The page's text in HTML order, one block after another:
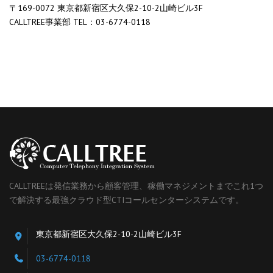
〒169-0072 東京都新宿区大久保2-10-2山崎ビル3F
CALLTREE事業部 TEL：03-6774-0118
CALLTREEは発信業務から顧客管理、稼働マネジメントまでこれ1つ
で解決する最強クラウド型CTIコールセンターシステムです。
東京都新宿区大久保2-10-2山崎ビル3F
03-6774-0118